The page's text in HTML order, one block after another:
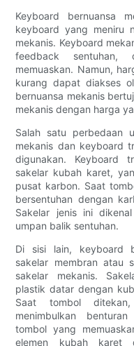
Keyboard bernuansa
keyboard yang meniru
mekanis. Keyboard
feedback sentuhan,
memuaskan. Namun,
kurang dapat diakses
bernuansa mekanis
mekanis dengan harga
Salah satu perbedaan
mekanis dan keyboard
digunakan. Keyboard
sakelar kubah karet,
pusat karbon. Saat
bersentuhan dengan
Sakelar jenis ini
umpan balik sentuhan.
Di sisi lain, keyboard
sakelar membran atau
sakelar mekanis.
plastik datar dengan
Saat tombol
menimbulkan
tombol yang
elemen kubah karet